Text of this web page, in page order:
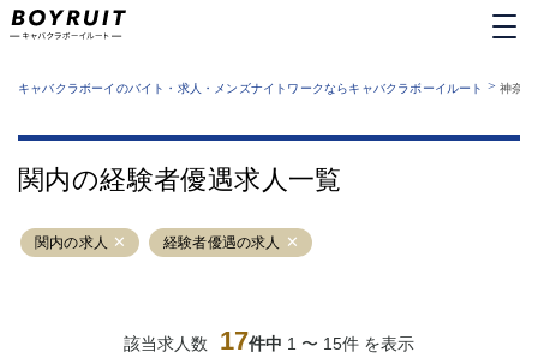
業種から探す
運営者情報
サイトマップ
キャバクラボーイのバイト・求人・メンズナイトワークならキャバクラボーイルート > 神奈
関内の経験者優遇求人一覧
関内の求人 経験者優遇の求人
該当求人数 17件中 1 〜 15件 を表示
六本木
池袋
吉祥寺
練馬
恵比寿